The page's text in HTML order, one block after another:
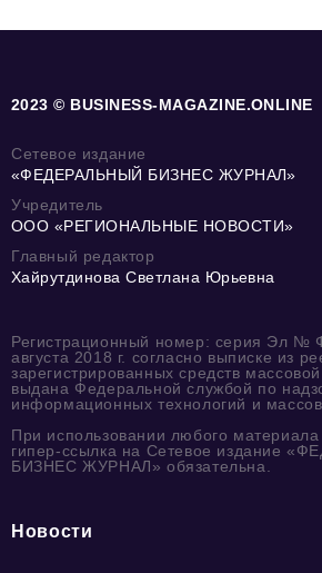
2023 © BUSINESS-MAGAZINE.ONLINE
Сетевое издание
«ФЕДЕРАЛЬНЫЙ БИЗНЕС ЖУРНАЛ»
Учредитель
ООО «РЕГИОНАЛЬНЫЕ НОВОСТИ»
Главный редактор
Хайрутдинова Светлана Юрьевна
Регистрационный номер: серия Эл №
августа 2018 г. согласно выписке из
зарегистрированных средств
выдана Федеральной службой по
информационных технологий и
При использовании любого материала
гипер-ссылка на Сетевое издание
БИЗНЕС ЖУРНАЛ» обязательна.
Новости